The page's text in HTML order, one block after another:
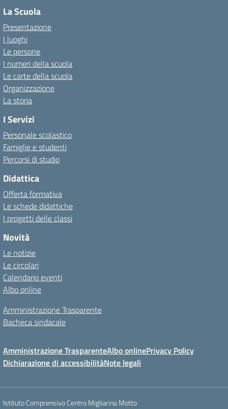
La Scuola
Presentazione
I luoghi
Le persone
I numeri della scuola
Le carte della scuola
Organizzazione
La storia
I Servizi
Personale scolastico
Famiglie e studenti
Percorsi di studio
Didattica
Offerta formativa
Le schede didattiche
I progetti delle classi
Novità
Le notizie
Le circolari
Calendario eventi
Albo online
Amministrazione Trasparente
Bacheca sindacale
Amministrazione TrasparenteAlbo onlinePrivacy Policy
Dichiarazione di accessibilitàNote legali
Istituto Comprensivo Centro Migliarina Motto